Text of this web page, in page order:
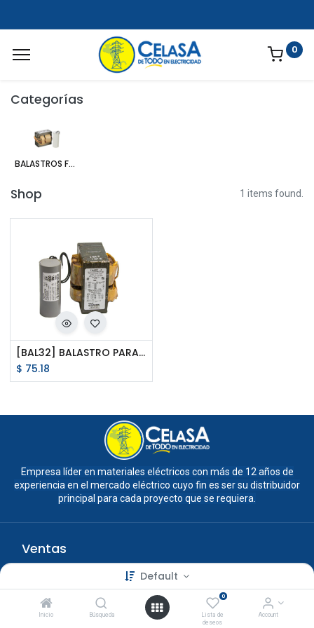
Default
Inicio Búsqueda
0
Lista de
deseos
Account
0
Categorías
BALASTROS FLUORESCENTES
Shop 1 items found.
[BAL32] BALASTRO PARA LAMPARA DE METAL HALURO 400W MV ADVANCE
$ 75.18
Empresa líder en materiales eléctricos con más de 12 años de
experiencia en el mercado eléctrico cuyo fin es ser su distribuidor
principal para cada proyecto que se requiera.
Ventas
2133-3333